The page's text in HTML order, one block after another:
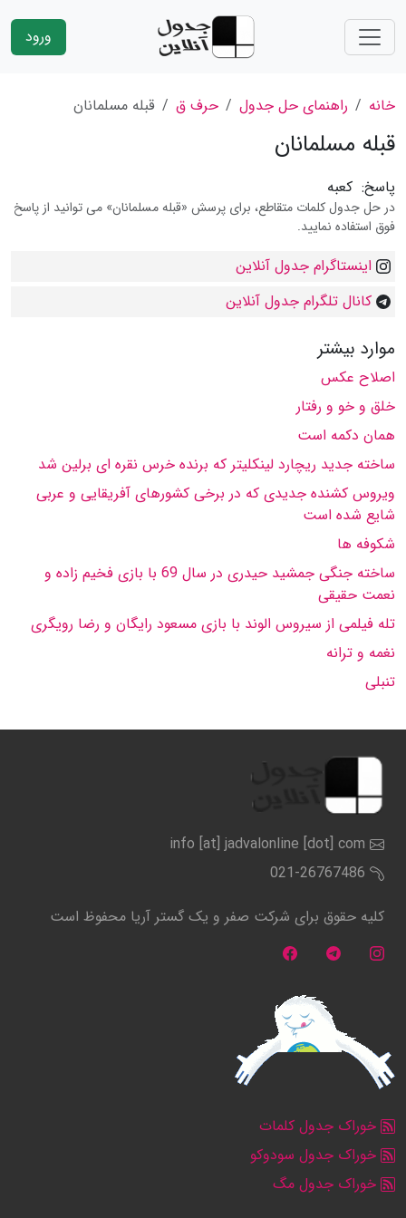
ورود
خانه راهنمای حل جدول حرف ق قبله مسلمانان
قبله مسلمانان
پاسخ: کعبه
در حل جدول کلمات متقاطع، برای پرسش «قبله مسلمانان» می توانید از پاسخ
فوق استفاده نمایید.
اینستاگرام جدول آنلاین
کانال تلگرام جدول آنلاین
موارد بیشتر
اصلاح عكس
خلق و خو و رفتار
همان دكمه است
ساخته جدید ریچارد لینكلیتر كه برنده خرس نقره اى برلین شد
ویروس كشنده جدیدى كه در برخى كشورهاى آفریقایى و عربى
شایع شده است
شكوفه ها
ساخته جنگى جمشید حیدرى در سال 69 با بازى فخیم زاده و
نعمت حقیقى
تله فیلمى از سیروس الوند با بازى مسعود رایگان و رضا رویگرى
نغمه و ترانه
تنبلى
info [at] jadvalonline [dot] com
021-26767486
کلیه حقوق برای شرکت صفر و یک گستر آریا محفوظ است
خوراک جدول کلمات
خوراک جدول سودوکو
خوراک جدول مگ